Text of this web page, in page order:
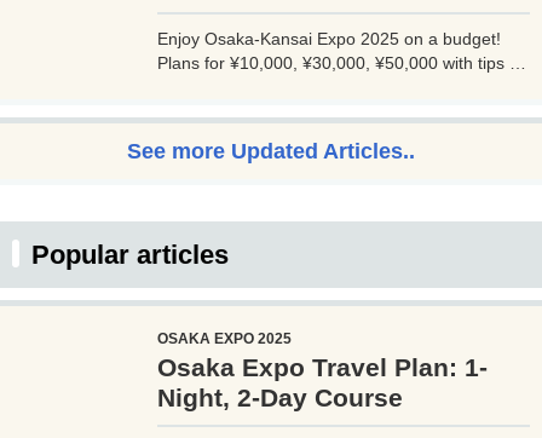
Enjoy Osaka-Kansai Expo 2025 on a budget!
Plans for ¥10,000, ¥30,000, ¥50,000 with tips to
See more Updated Articles..
Popular articles
OSAKA EXPO 2025
Osaka Expo Travel Plan: 1-
Night, 2-Day Course